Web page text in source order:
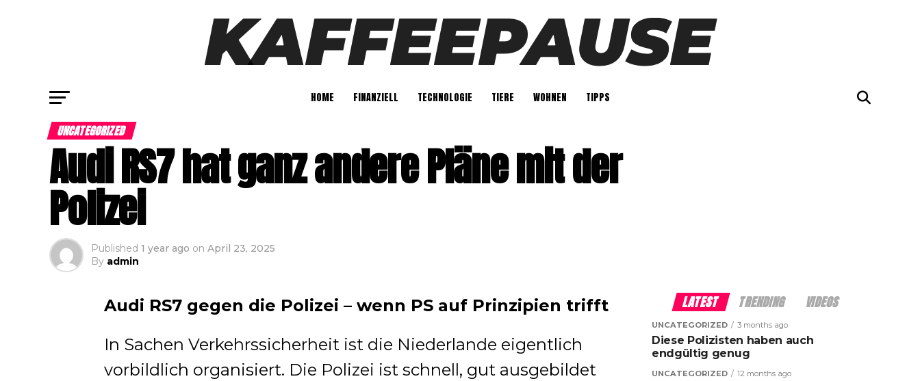
HOME FINANZIELL TECHNOLOGIE TIERE WOHNEN TIPPS
UNCATEGORIZED
Audi RS7 hat ganz andere Pläne mit der
Polizei
Published 1 year ago on April 23, 2025
By admin
Audi RS7 gegen die Polizei – wenn PS auf Prinzipien trifft
In Sachen Verkehrssicherheit ist die Niederlande eigentlich
vorbildlich organisiert. Die Polizei ist schnell, gut ausgebildet
LATEST TRENDING VIDEOS
UNCATEGORIZED 3 months ago
Diese Polizisten haben auch
endgültig genug
UNCATEGORIZED 12 months ago